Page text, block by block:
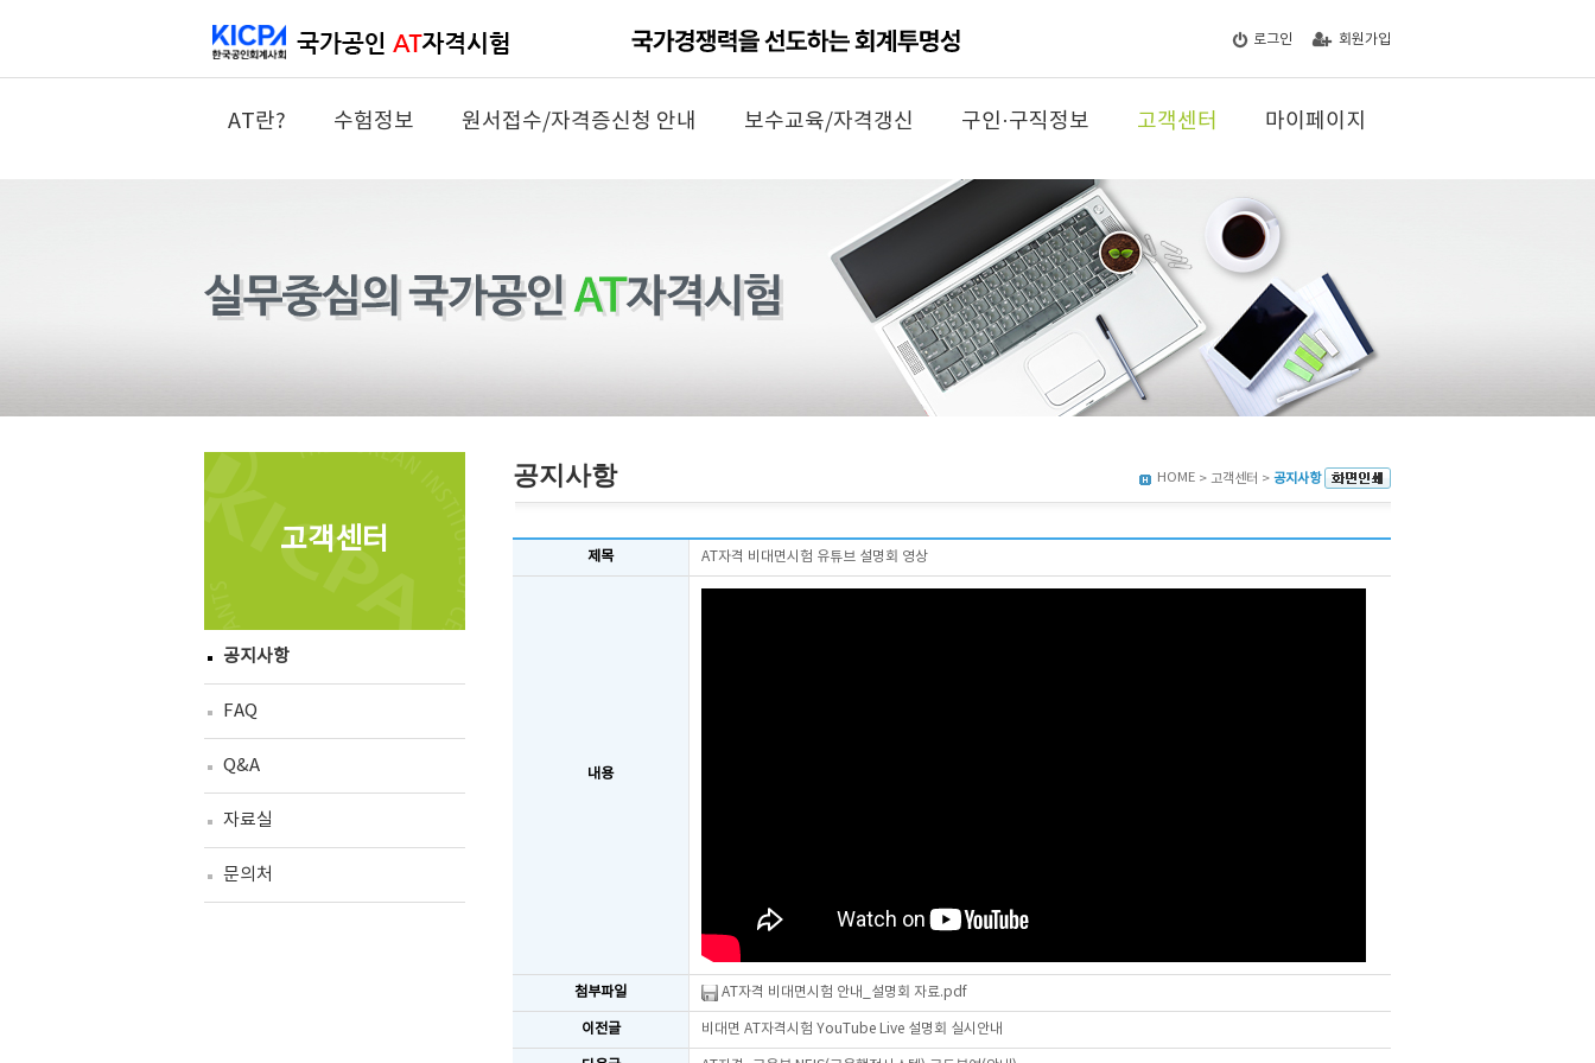
로그인 회원가입
AT란? 수험정보 원서접수/자격증신청 안내 보수교육/자격갱신 구인·구직정보 고객센터 마이페이지
고객센터
공지사항
FAQ
Q&A
자료실
문의처
공지사항 HOME > 고객센터 > 공지사항
제목 AT자격 비대면시험 유튜브 설명회 영상
내용
첨부파일 AT자격 비대면시험 안내_설명회 자료.pdf
이전글 비대면 AT자격시험 YouTube Live 설명회 실시안내